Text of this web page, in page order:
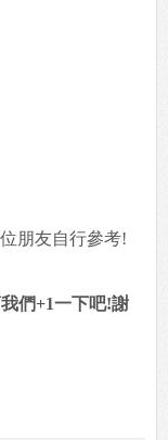
朋友自行參考!
們+1一下吧!謝